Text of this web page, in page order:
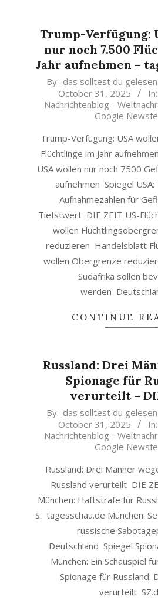
Trump-Verfügung:
nur noch 7.500
Jahr aufnehmen –
2025-
31
By: das solltest du
October 31, 2025
In:
Nachrichtenblog -
Google
Trump-Verfügung: USA
Flüchtlinge im Jahr
USA wollen nur noch 7500
aufnehmen Spiegel
Aufnahmezahlen für
Tiefstwert DIE ZEIT US-
wollen
reduzieren Handelsblatt
wollen Obergrenze
Südafrika sollen
werden
CONTINUE
Russland: Drei
Spionage für
verurteilt –
2025-
31
By: das solltest du
October 31, 2025
In:
Nachrichtenblog -
Google
Russland: Drei Männer
Russland verurteilt DIE
München: Haftstrafe für
S. tagesschau.de München:
russische
Deutschland Spiegel
München: Ein Schauspiel
Spionage für Russland:
verurteilt